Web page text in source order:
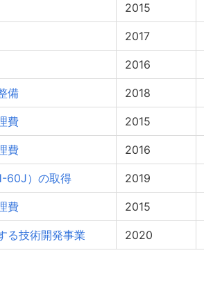
2015
2017
2016
備 2018
費 2015
費 2016
60J）の取得 2019
費 2015
る技術開発事業 2020